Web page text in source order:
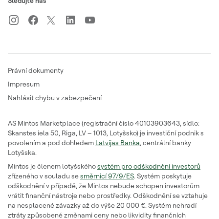
Právní dokumenty
Impresum
Nahlásit chybu v zabezpečení
AS Mintos Marketplace (registrační číslo 40103903643, sídlo:
Skanstes iela 50, Riga, LV – 1013, Lotyšsko) je investiční podnik s
povolením a pod dohledem Latvijas Banka, centrální banky
Lotyšska.
Mintos je členem lotyšskéhosystém pro odškodnění investorů
zřízeného v souladu sesměrnicí 97/9/ES. Systém poskytuje
odškodnění v případě, že Mintos nebude schopen investorům
vrátit finanční nástroje nebo prostředky. Odškodnění se vztahuje
na nesplacené závazky až do výše 20 000 €. Systém nehradí
ztráty způsobené změnami ceny nebo likvidity finančních